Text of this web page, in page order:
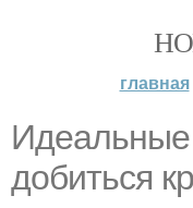
главная
Идеальные
добиться